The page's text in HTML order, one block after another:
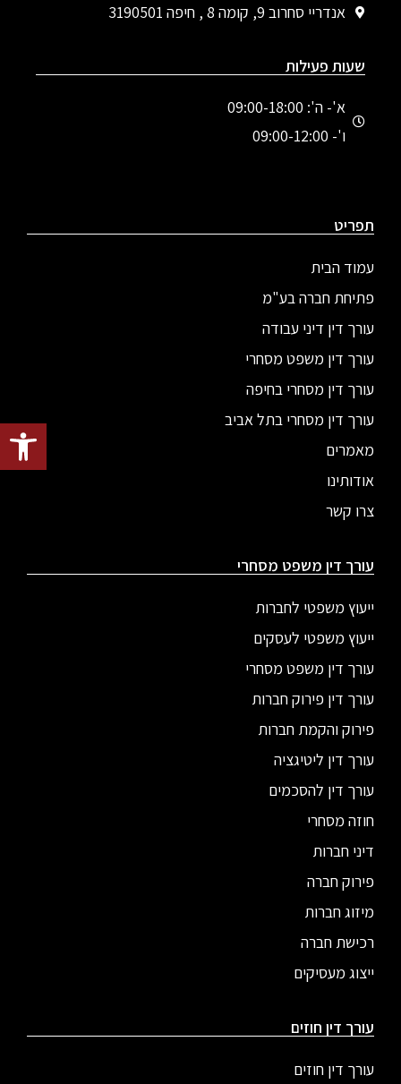
פתח
אנדריי סחרוב 9, קומה 8 , חיפה 3190501
שעות פעילות
א'- ה': 09:00-18:00
ו'- 09:00-12:00
תפריט
עמוד הבית
פתיחת חברה בע"מ
עורך דין דיני עבודה
עורך דין משפט מסחרי
עורך דין מסחרי בחיפה
עורך דין מסחרי בתל אביב
מאמרים
אודותינו
צרו קשר
עורך דין משפט מסחרי
ייעוץ משפטי לחברות
ייעוץ משפטי לעסקים
עורך דין משפט מסחרי
עורך דין פירוק חברות
פירוק והקמת חברות
עורך דין ליטיגציה
עורך דין להסכמים
חוזה מסחרי
דיני חברות
פירוק חברה
מיזוג חברות
רכישת חברה
ייצוג מעסיקים
עורך דין חוזים
עורך דין חוזים